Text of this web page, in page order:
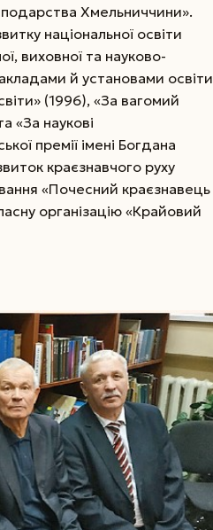
Хмельниччини».
національної освіти
виховної та науково-
й установами освіти
(1996), «За вагомий
«За наукові
премії імені Богдана
краєзнавчого руху
«Почесний краєзнавець
організацію «Крайовий